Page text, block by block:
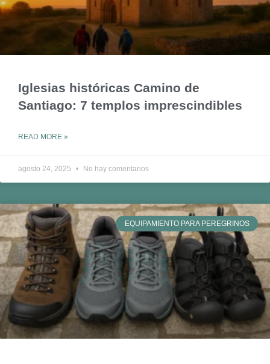
Iglesias históricas Camino de
Santiago: 7 templos imprescindibles
READ MORE »
agosto 24, 2025 No hay comentarios
EQUIPAMIENTO PARA PEREGRINOS